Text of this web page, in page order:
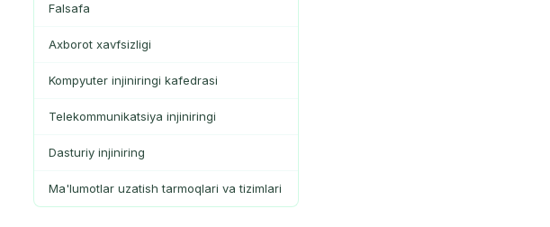
Falsafa
Axborot xavfsizligi
Kompyuter injiniringi kafedrasi
Telekommunikatsiya injiniringi
Dasturiy injiniring
Ma'lumotlar uzatish tarmoqlari va tizimlari